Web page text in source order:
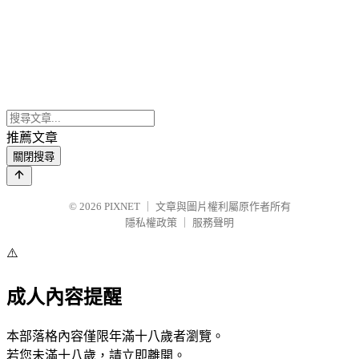
推薦文章
關閉搜尋
© 2026 PIXNET
文章與圖片權利屬原作者所有
隱私權政策
服務聲明
⚠️
成人內容提醒
本部落格內容僅限年滿十八歲者瀏覽。
若您未滿十八歲，請立即離開。